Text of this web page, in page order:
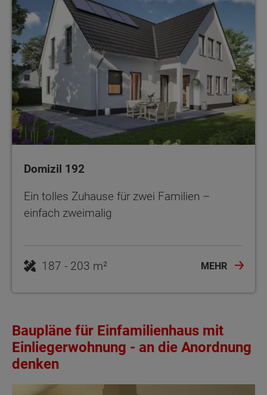
Domizil 192
Ein tolles Zuhause für zwei Familien –
einfach zweimalig
187 - 203 m² MEHR
Baupläne für Einfamilienhaus mit
Einliegerwohnung - an die Anordnung
denken